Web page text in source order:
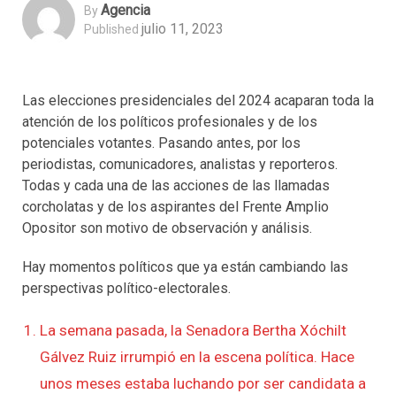
ByAgencia
Published julio 11, 2023
Las elecciones presidenciales del 2024 acaparan toda la
atención de los políticos profesionales y de los
potenciales votantes. Pasando antes, por los
periodistas, comunicadores, analistas y reporteros.
Todas y cada una de las acciones de las llamadas
corcholatas y de los aspirantes del Frente Amplio
Opositor son motivo de observación y análisis.
Hay momentos políticos que ya están cambiando las
perspectivas político-electorales.
La semana pasada, la Senadora Bertha Xóchilt
Gálvez Ruiz irrumpió en la escena política. Hace
unos meses estaba luchando por ser candidata a